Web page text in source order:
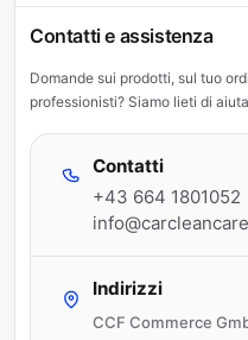
Contatti e assistenza
Domande sui prodotti, sul tuo
professionisti? Siamo lieti di
Contatti
+43 664 1801052
Indirizzi
CCF Commerce